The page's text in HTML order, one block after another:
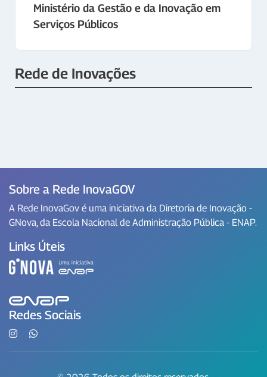
Ministério da Gestão e da Inovação em
Serviços Públicos
Rede de Inovações
Sobre a Rede InovaGOV
A Rede InovaGov é uma iniciativa da Diretoria de Inovação -
GNova, da Escola Nacional de Administração Pública - ENAP.
Links Úteis
Redes Sociais